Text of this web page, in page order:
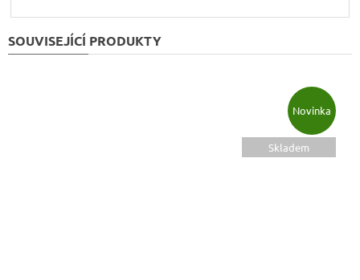
SOUVISEJÍCÍ PRODUKTY
Novinka
Skladem